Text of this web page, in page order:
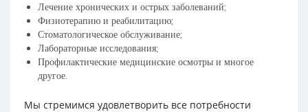
Лечение хронических и острых заболеваний;
Физиотерапию и реабилитацию;
Стоматологическое обслуживание;
Лабораторные исследования;
Профилактические медицинские осмотры и многое
другое.
Мы стремимся удовлетворить все потребности